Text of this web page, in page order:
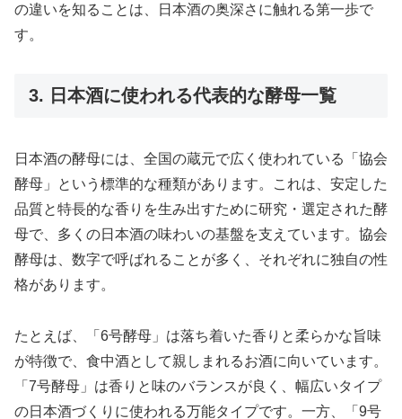
の違いを知ることは、日本酒の奥深さに触れる第一歩で
す。
3. 日本酒に使われる代表的な酵母一覧
日本酒の酵母には、全国の蔵元で広く使われている「協会
酵母」という標準的な種類があります。これは、安定した
品質と特長的な香りを生み出すために研究・選定された酵
母で、多くの日本酒の味わいの基盤を支えています。協会
酵母は、数字で呼ばれることが多く、それぞれに独自の性
格があります。
たとえば、「6号酵母」は落ち着いた香りと柔らかな旨味
が特徴で、食中酒として親しまれるお酒に向いています。
「7号酵母」は香りと味のバランスが良く、幅広いタイプ
の日本酒づくりに使われる万能タイプです。一方、「9号